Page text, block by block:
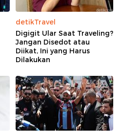
detikTravel
Digigit Ular Saat Traveling?
Jangan Disedot atau
Diikat, Ini yang Harus
Dilakukan